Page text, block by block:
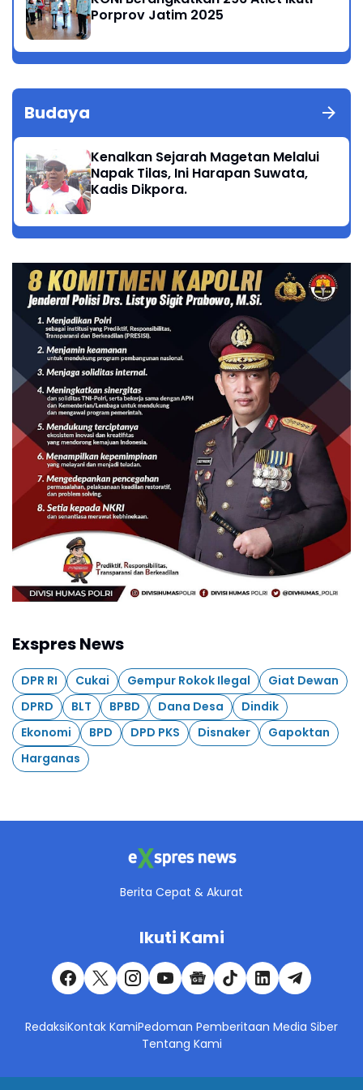
Porprov Jatim 2025
Budaya
Kenalkan Sejarah Magetan Melalui
Napak Tilas, Ini Harapan Suwata,
Kadis Dikpora.
Exspres News
DPR RI Cukai Gempur Rokok Ilegal
Giat Dewan
DPRD
BLT BPBD Dana Desa
Dindik
Ekonomi
BPD DPD PKS Disnaker
Gapoktan
Harganas
Berita Cepat & Akurat
Ikuti Kami
RedaksiKontak KamiPedoman Pemberitaan Media Siber
Tentang Kami